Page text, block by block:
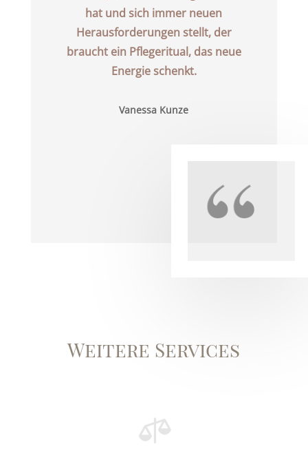
hat und sich immer neuen
Herausforderungen stellt, der
braucht ein Pflegeritual, das neue
Energie schenkt.
Vanessa Kunze
Weitere Services
